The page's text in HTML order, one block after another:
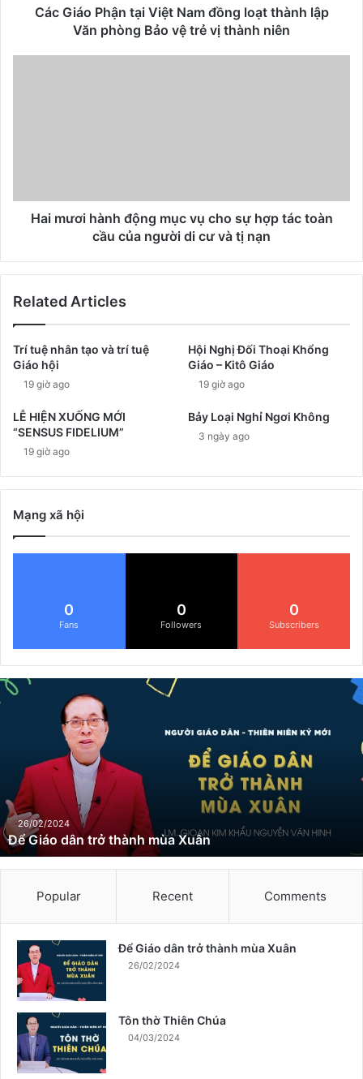
Các Giáo Phận tại Việt Nam đồng loạt thành lập
Văn phòng Bảo vệ trẻ vị thành niên
Hai mươi hành động mục vụ cho sự hợp tác toàn
cầu của người di cư và tị nạn
Related Articles
Trí tuệ nhân tạo và trí tuệ
Giáo hội
19 giờ ago
Hội Nghị Đối Thoại Khổng
Giáo – Kitô Giáo
19 giờ ago
LỄ HIỆN XUỐNG MỚI
“SENSUS FIDELIUM”
19 giờ ago
Bảy Loại Nghỉ Ngơi Không
3 ngày ago
Mạng xã hội
0
Fans
0
Followers
0
Subscribers
Đ
ể
â
n
t
r
à
26/02/2024
Để Giáo dân trở thành mùa Xuân
Popular Recent Comments
Để Giáo dân trở thành mùa Xuân
26/02/2024
Tôn thờ Thiên Chúa
04/03/2024